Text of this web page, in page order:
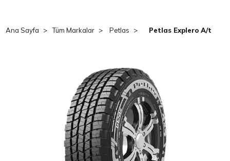
Ana Sayfa Tüm Markalar Petlas Petlas Explero A/t